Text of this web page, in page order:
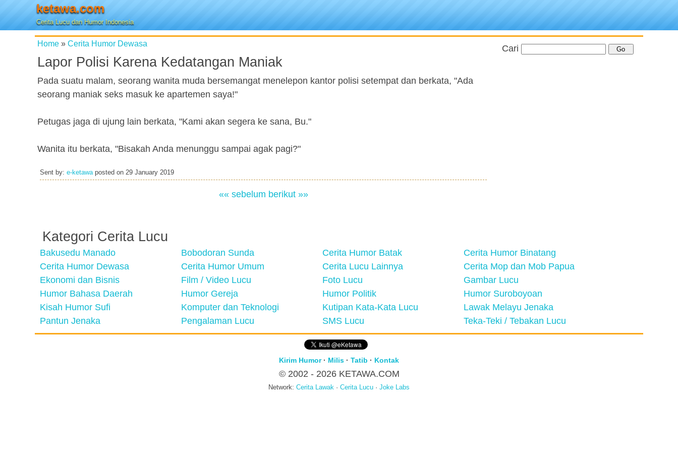
ketawa.com
Cerita Lucu dan Humor Indonesia
Home » Cerita Humor Dewasa
Lapor Polisi Karena Kedatangan Maniak
Pada suatu malam, seorang wanita muda bersemangat menelepon kantor polisi setempat dan berkata, "Ada
seorang maniak seks masuk ke apartemen saya!"
Petugas jaga di ujung lain berkata, "Kami akan segera ke sana, Bu."
Wanita itu berkata, "Bisakah Anda menunggu sampai agak pagi?"
Sent by: e-ketawaposted on 29 January 2019
«« sebelum berikut »»
Cari
Kategori Cerita Lucu
Bakusedu Manado Bobodoran Sunda Cerita Humor Batak
Cerita Humor Binatang
Cerita Humor Dewasa
Cerita Humor Umum Cerita Lucu Lainnya
Cerita Mop dan Mob Papua
Ekonomi dan Bisnis
Film / Video Lucu Foto Lucu
Gambar Lucu
Humor Bahasa Daerah
Humor Gereja Humor Politik
Humor Suroboyoan
Kisah Humor Sufi
Komputer dan Teknologi Kutipan Kata-Kata Lucu
Lawak Melayu Jenaka
Pantun Jenaka
Pengalaman Lucu SMS Lucu Teka-Teki / Tebakan Lucu
Kirim Humor· Milis · Tatib · Kontak
© 2002 - 2026 KETAWA.COM
Network: Cerita Lawak · Cerita Lucu · Joke Labs